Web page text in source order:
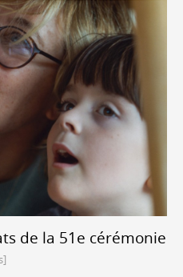
de la 51e cérémonie